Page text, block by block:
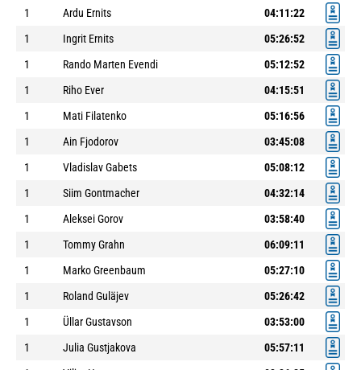
1
Ardu Ernits
04:11:22
1
Ingrit Ernits
05:26:52
1
Rando Marten Evendi
05:12:52
1
Riho Ever
04:15:51
1
Mati Filatenko
05:16:56
1
Ain Fjodorov
03:45:08
1
Vladislav Gabets
05:08:12
1
Siim Gontmacher
04:32:14
1
Aleksei Gorov
03:58:40
1
Tommy Grahn
06:09:11
1
Marko Greenbaum
05:27:10
1
Roland Guläjev
05:26:42
1
Üllar Gustavson
03:53:00
1
Julia Gustjakova
05:57:11